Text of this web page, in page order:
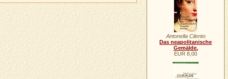
Antonella Cilento
Das neapolitanische
Gemälde.
EUR 8,00